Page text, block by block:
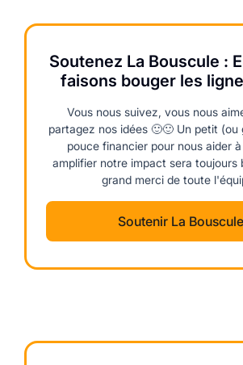
Soutenez La Bouscule :
faisons bouger les
Vous nous suivez, vous nous
partagez nos idées 🙂🙂 Un petit (ou
pouce financier pour nous aider
amplifier notre impact sera toujours
grand merci de toute
Soutenir La Bouscule